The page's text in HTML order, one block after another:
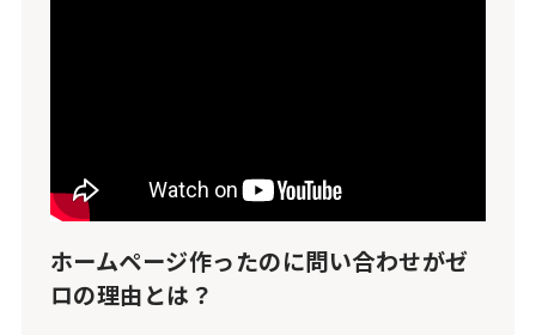
ホームページ作ったのに問い合わせがゼ
ロの理由とは？